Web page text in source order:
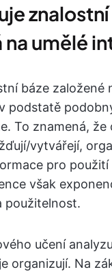
na umělé
báze založené
podstatě
To znamená, že
vytvářejí,
pro použití
však
použitelnost.
učení
organizují. Na